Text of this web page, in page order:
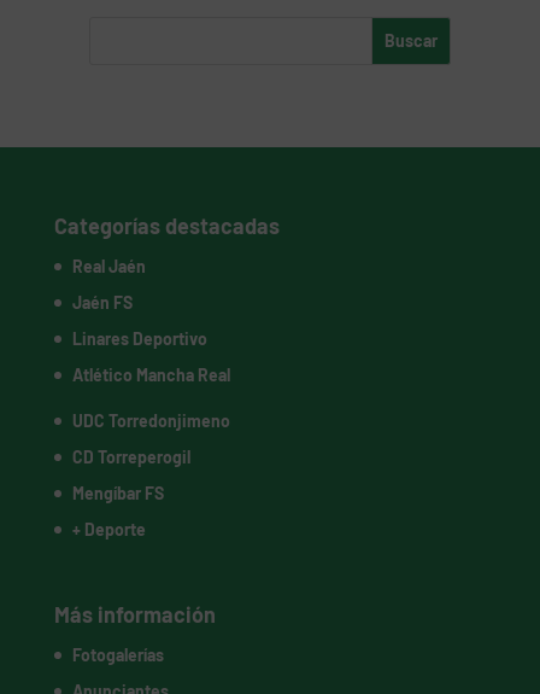
Categorías destacadas
Real Jaén
Jaén FS
Linares Deportivo
Atlético Mancha Real
UDC Torredonjimeno
CD Torreperogil
Mengíbar FS
+ Deporte
Más información
Fotogalerías